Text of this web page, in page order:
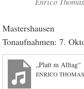
Mastershausen
Tonaufnahmen: 7.
„Platt m Alltag“
ENRICO THOMAS